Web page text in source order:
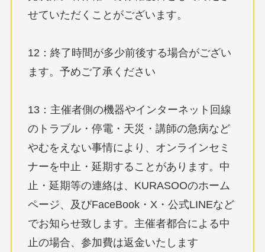
せていただくことがございます。
12：終了時間が多少前後する場合がござい
ます。予めご了承ください
13：主催者側の機器やインターネット回線
のトラブル・停電・天災・講師の急病など
やむをえない事情により、オンラインセミ
ナーを中止・延期することがあります。中
止・延期等の連絡は、KURASOOのホーム
ページ、及びFaceBook・X・公式LINEなど
でお知らせ致します。主催者都合による中
止の場合、参加費は返金いたします